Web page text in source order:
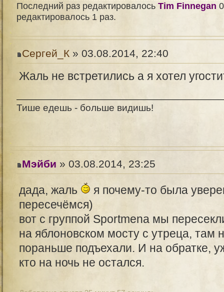
Последний раз редактировалось Tim Finnegan
редактировалось 1 раз.
Сергей_К » 03.08.2014, 22:40
Жаль не встретились а я хотел
Тише едешь - больше видишь!
Мэйби » 03.08.2014, 23:25
дада, жаль
я почему-то была
пересечёмся)
вот с группой Sportmena мы
на яблоновском мосту с утреца, там
пораньше подъехали. И на обратке,
кто на ночь не остался.